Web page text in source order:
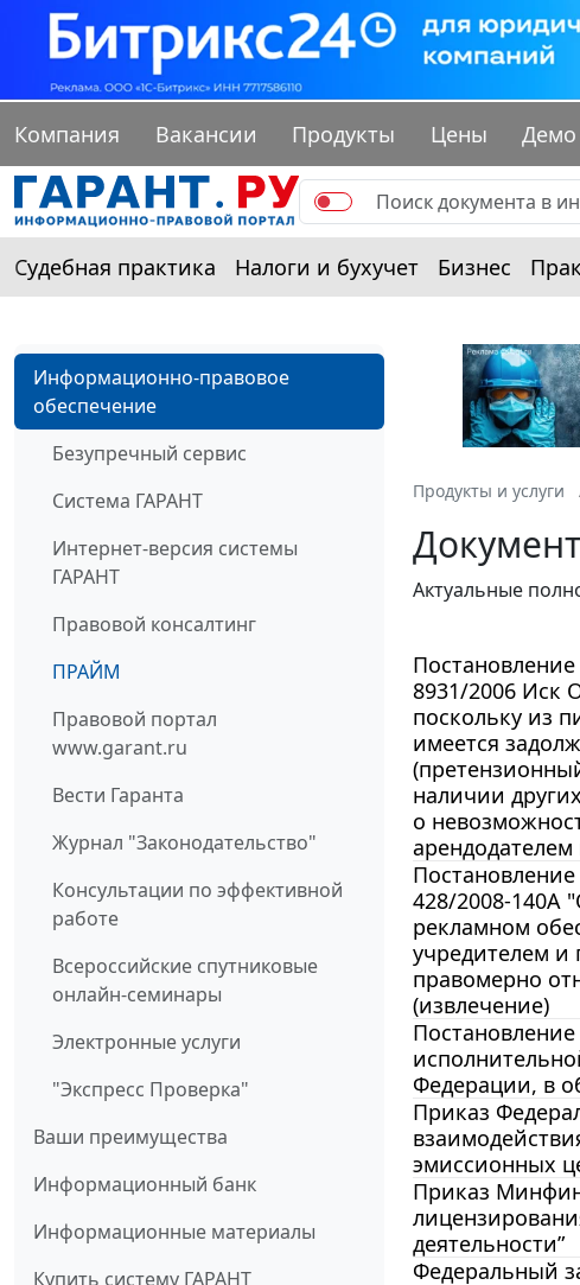
Компания Вакансии Продукты Цены Демо
Судебная практика Налоги и бухучет Бизнес
Информационно-правовое
обеспечение
Безупречный сервис
Система ГАРАНТ
Интернет-версия системы
ГАРАНТ
Правовой консалтинг
ПРАЙМ
Правовой портал
www.garant.ru
Вести Гаранта
Журнал "Законодательство"
Консультации по эффективной
работе
Всероссийские спутниковые
онлайн-семинары
Электронные услуги
"Экспресс Проверка"
Ваши преимущества
Информационный банк
Информационные материалы
Купить систему ГАРАНТ
Продукты и услуги
Актуальные
8931/2006 Иск
поскольку из
имеется
наличии
о
428/2008-140А
рекламном
учредителем
правомерно
(извлечение)
Федерации, в
Приказ
эмиссионных
Приказ
деятельности”
Федеральный